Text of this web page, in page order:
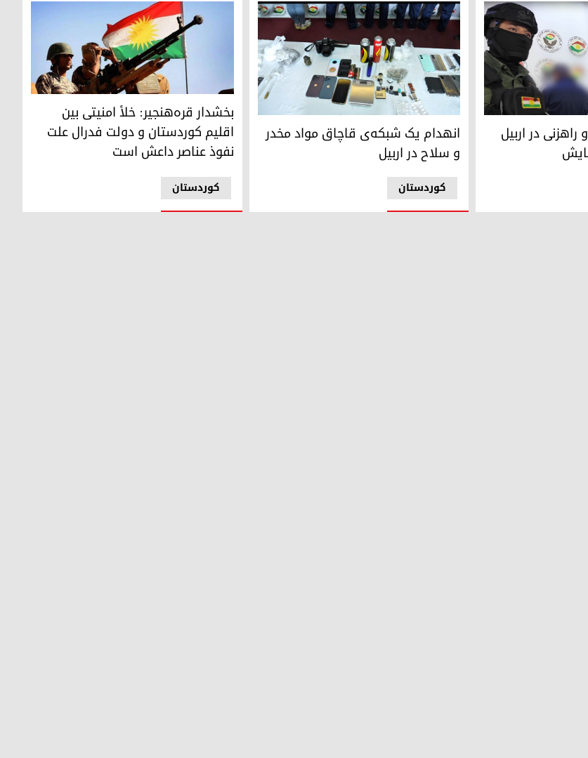
در اربیل توسط نیروهای آسایش
در اربیل دستگیری باند قاچاق مواد مخدر توسط آسایش اربیل
کوردستان
انهدام یک شبکه‌ی قاچاق مواد مخدر
و سلاح در اربیل
بخشدار قره‌هنجیر: خلأ امنیتی بین اقلیم
کوردستان
بخشدار قره‌هنجیر: خلأ امنیتی بین
اقلیم کوردستان و دولت فدرال علت
نفوذ عناصر داعش است